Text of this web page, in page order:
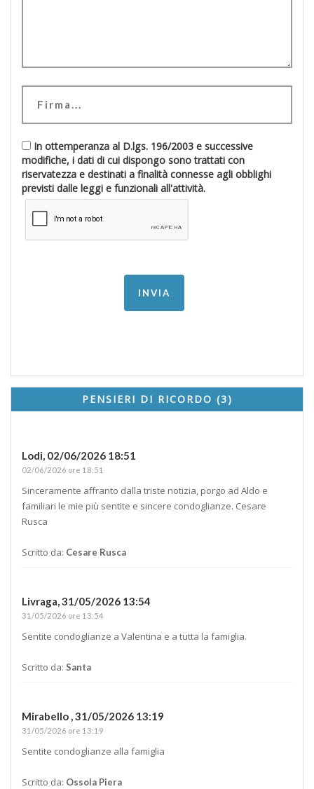
In ottemperanza al D.lgs. 196/2003 e successive
modifiche, i dati di cui dispongo sono trattati con
riservatezza e destinati a finalità connesse agli obblighi
previsti dalle leggi e funzionali all'attività.
PENSIERI DI RICORDO (3)
Lodi, 02/06/2026 18:51
02/06/2026 ore 18:51
Sinceramente affranto dalla triste notizia, porgo ad Aldo e
familiari le mie più sentite e sincere condoglianze. Cesare
Rusca
Scritto da: Cesare Rusca
Livraga,31/05/2026 13:54
31/05/2026 ore 13:54
Sentite condoglianze a Valentina e a tutta la famiglia.
Scritto da: Santa
Mirabello ,31/05/2026 13:19
31/05/2026 ore 13:19
Sentite condoglianze alla famiglia
Scritto da: Ossola Piera